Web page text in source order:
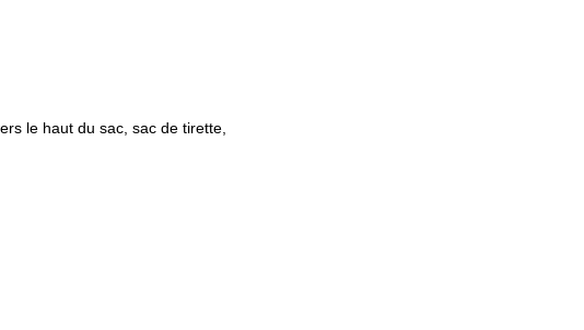
le haut du sac, sac de tirette,